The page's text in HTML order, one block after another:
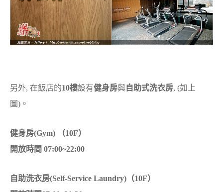
另外, 在飯店的10樓設有健身房與自助式洗衣房, (如上
圖)。
健身房(Gym) （10F）
開放時間 07:00~22:00
自助洗衣房(Self-Service Laundry)（10F）